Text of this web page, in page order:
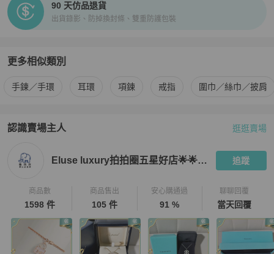
90 天仿品退貨
出貨錄影、防掉換封條、雙重防護包裝
更多相似類別
更多BVLGARI 女士配件 相似商品推薦
手鍊／手環 耳環 項鍊 戒指 圍巾／絲巾／披肩
認識賣場主人
PopChill 拍拍圈嚴選賣家 Eluse luxury拍拍圈五星好店
逛逛賣場
Eluse luxury拍拍圈五星好店🌟🌟🌟🌟🌟 追蹤
商品數
1598 件
商品售出
105 件
安心購通過
91 %
聊聊回覆
當天回覆